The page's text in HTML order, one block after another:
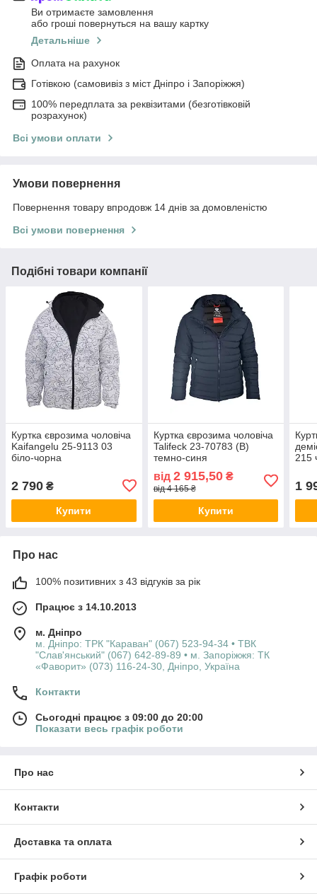
Ви отримаєте замовлення
або гроші повернуться на вашу картку
Детальніше
Оплата на рахунок
Готівкою (самовивіз з міст Дніпро і Запоріжжя)
100% передплата за реквізитами (безготівковій
розрахунок)
Всі умови оплати
Умови повернення
Повернення товару впродовж 14 днів за домовленістю
Всі умови повернення
Подібні товари компанії
Куртка єврозима чоловіча
Kaifangelu 25-9113 03
біло-чорна
2 790 ₴
Купити
Куртка єврозима чоловіча
Talifeck 23-70783 (B)
темно-синя
від 2 915,50₴
від 4 165 ₴
Купити
215
1
Про нас
100% позитивних з 43 відгуків за рік
Працює з 14.10.2013
м. Дніпро
м. Дніпро: ТРК "Караван" (067) 523-94-34 • ТВК
"Слав'янський" (067) 642-89-89 • м. Запоріжжя: ТК
«Фаворит» (073) 116-24-30, Дніпро, Україна
Контакти
Сьогодні працює з 09:00 до 20:00
Показати весь графік роботи
Про нас
Контакти
Доставка та оплата
Графік роботи